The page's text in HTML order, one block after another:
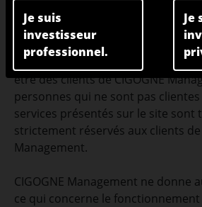
exclusivement aux investisseurs
la législation luxembourgeoise
investisseurs avertis au sens de la
luxembourgeoise (voir supra), qui
être des clients de CIGOGNE
personnes qui ne sont pas clientes
services présentés sur le site sont
strictement réservés aux clients de
Management.
CIGOGNE Management ne donne
ce qui concerne le fonctionnement
Je suis
investisseur
professionnel.
Je